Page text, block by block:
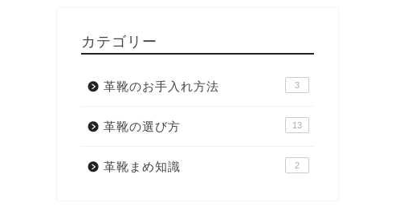
カテゴリー
革靴のお手入れ方法 3
革靴の選び方 13
革靴まめ知識 2